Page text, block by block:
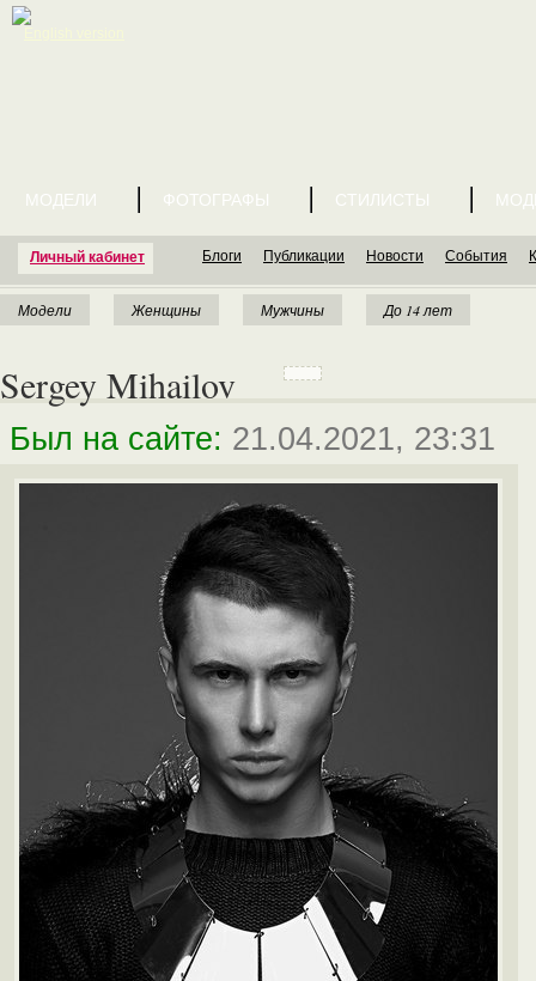
Личный кабинет
МОДЕЛИ ФОТОГРАФЫ СТИЛИСТЫ
Блоги Публикации Новости События
Модели Женщины Мужчины До 14 лет
Sergey Mihailov
Был на сайте: 21.04.2021, 23:31